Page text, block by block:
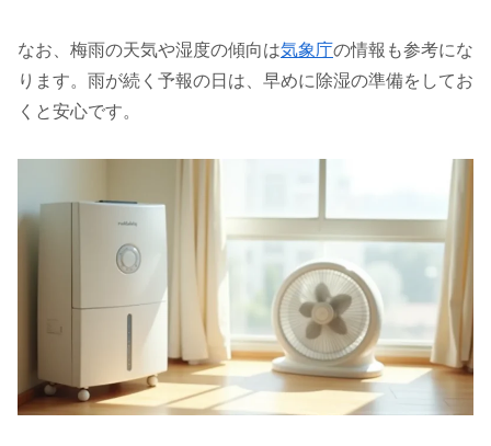
なお、梅雨の天気や湿度の傾向は気象庁の情報も参考にな
ります。雨が続く予報の日は、早めに除湿の準備をしてお
くと安心です。